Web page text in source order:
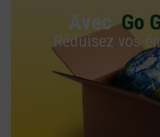
AvecGo
Réduisez vos